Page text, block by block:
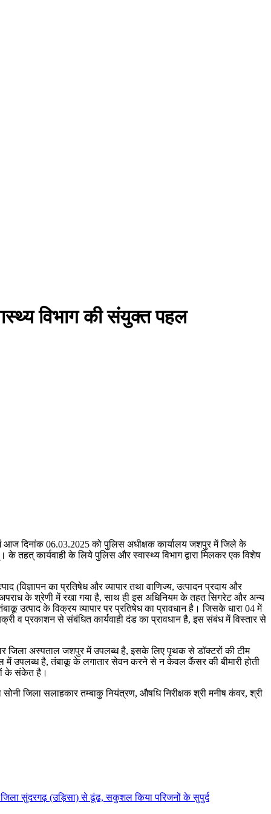
विभाग की संयुक्त पहल
आज दिनांक 06.03.2025 को पुलिस अधीक्षक कार्यालय जशपुर में जिले के
के तहत् कार्यवाही के लिये पुलिस और स्वास्थ्य विभाग द्वारा मिलकर एक विशेष
(विज्ञापन का प्रतिषेध और व्यापार तथा वाणिज्य, उत्पादन प्रदाय और
के श्रेणी में रखा गया है, साथ ही इस अधिनियम के तहत सिगरेट और अन्य
उत्पाद के विक्रय व्यापार पर प्रतिषेध का प्रावधान है। जिसके धारा 04 में
व प्रकाशन से संबंधित कार्यवाही दंड का प्रावधान है, इस संबंध में विस्तार से
जिला अस्पताल जशपुर में उपलब्ध है, इसके लिए पृथक से डाॅक्टरों की टीम
में उपलब्ध है, तंबाकू के लगातार सेवन करने से न केवल कैंसर की बीमारी होती
के संकेत है।
जिला सलाहकार तम्बाकु नियंत्रण, औषधि निरीक्षक श्री मनीष कंवर, श्री
सुंदरगढ़ (उड़िसा) से ढूंढ, सकुशल किया परिजनों के सुपुर्द